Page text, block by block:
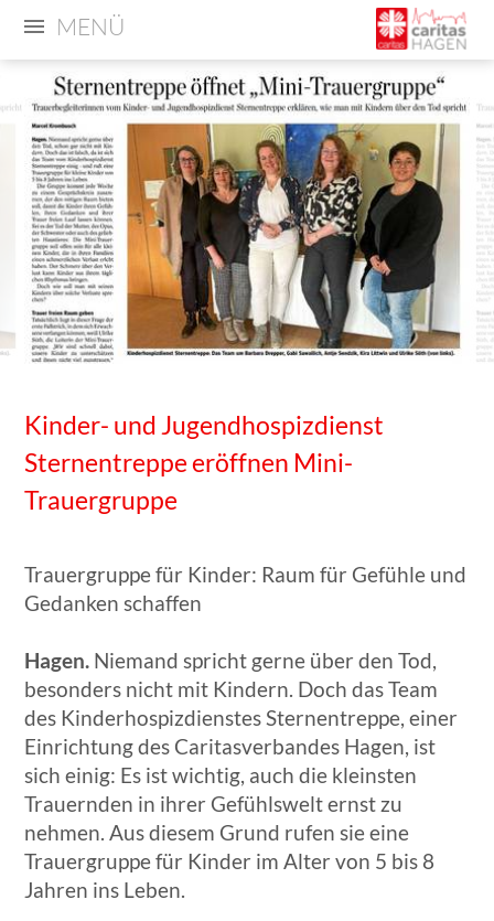
MENÜ
Kinder- und Jugendhospizdienst
Sternentreppe eröffnen Mini-
Trauergruppe
Trauergruppe für Kinder: Raum für Gefühle und
Gedanken schaffen
Hagen. Niemand spricht gerne über den Tod,
besonders nicht mit Kindern. Doch das Team
des Kinderhospizdienstes Sternentreppe, einer
Einrichtung des Caritasverbandes Hagen, ist
sich einig: Es ist wichtig, auch die kleinsten
Trauernden in ihrer Gefühlswelt ernst zu
nehmen. Aus diesem Grund rufen sie eine
Trauergruppe für Kinder im Alter von 5 bis 8
Jahren ins Leben.